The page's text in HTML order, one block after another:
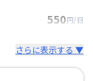
550円/日
さらに表示する ▼